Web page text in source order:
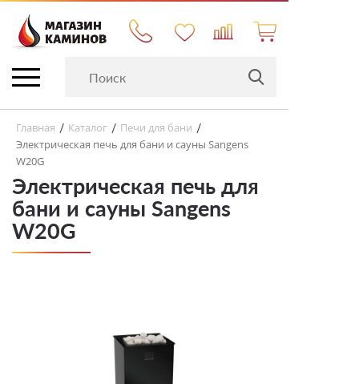
Главная / Каталог / Печи для бани /
Электрическая печь для бани и сауны Sangens
W20G
Электрическая печь для
бани и сауны Sangens
W20G